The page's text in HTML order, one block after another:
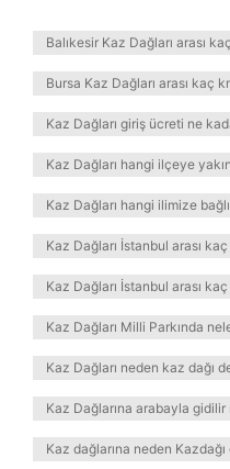
Balıkesir Kaz Dağları arası
Bursa Kaz Dağları arası kaç
Kaz Dağları giriş ücreti ne
Kaz Dağları hangi ilçeye yakın
Kaz Dağları hangi ilimize
Kaz Dağları İstanbul arası
Kaz Dağları İstanbul arası
Kaz Dağları Milli Parkında
Kaz Dağları neden kaz dağı
Kaz Dağlarına arabayla gidilir
Kaz dağlarına neden Kazdağı